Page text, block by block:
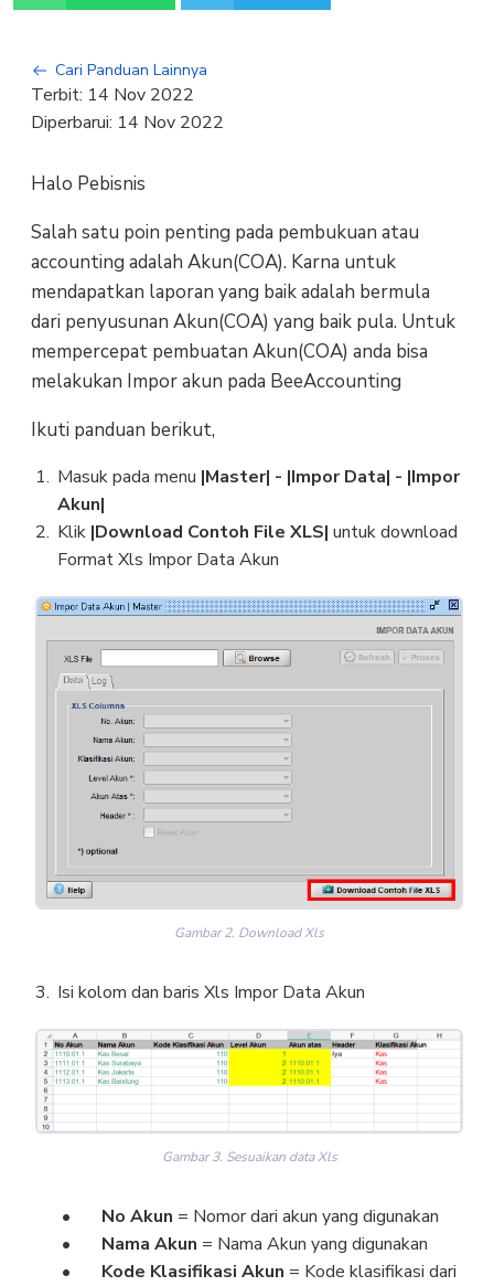
Cari Panduan Lainnya
Terbit: 14 Nov 2022
Diperbarui: 14 Nov 2022
Halo Pebisnis
Salah satu poin penting pada pembukuan atau
accounting adalah Akun(COA). Karna untuk
mendapatkan laporan yang baik adalah bermula
dari penyusunan Akun(COA) yang baik pula. Untuk
mempercepat pembuatan Akun(COA) anda bisa
melakukan Impor akun pada BeeAccounting
Ikuti panduan berikut,
Masuk pada menu |Master| - |Impor Data| - |Impor
Akun|
Klik |Download Contoh File XLS| untuk download
Format Xls Impor Data Akun
Gambar 2. Download Xls
Isi kolom dan baris Xls Impor Data Akun
Gambar 3. Sesuaikan data Xls
No Akun = Nomor dari akun yang digunakan
Nama Akun = Nama Akun yang digunakan
Kode Klasifikasi Akun = Kode klasifikasi dari